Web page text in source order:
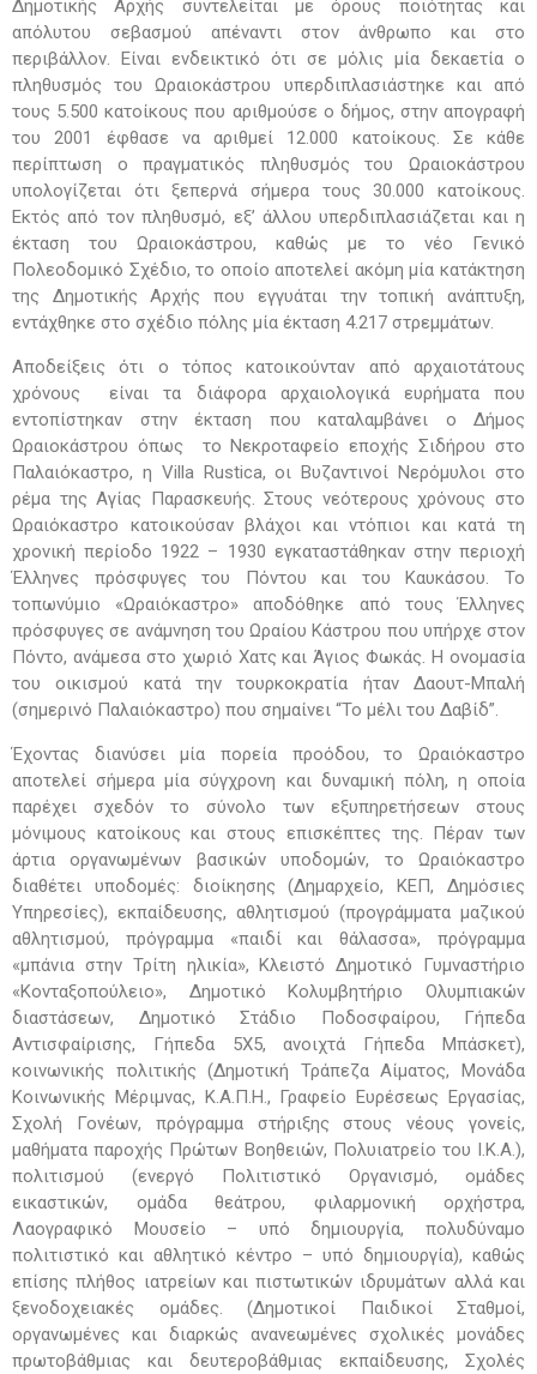
Δημοτικής Αρχής συντελείται με όρους ποιότητας και
απόλυτου σεβασμού απέναντι στον άνθρωπο και στο
περιβάλλον. Είναι ενδεικτικό ότι σε μόλις μία δεκαετία ο
πληθυσμός του Ωραιοκάστρου υπερδιπλασιάστηκε και από
τους 5.500 κατοίκους που αριθμούσε ο δήμος, στην απογραφή
του 2001 έφθασε να αριθμεί 12.000 κατοίκους. Σε κάθε
περίπτωση ο πραγματικός πληθυσμός του Ωραιοκάστρου
υπολογίζεται ότι ξεπερνά σήμερα τους 30.000 κατοίκους.
Εκτός από τον πληθυσμό, εξ’ άλλου υπερδιπλασιάζεται και η
έκταση του Ωραιοκάστρου, καθώς με το νέο Γενικό
Πολεοδομικό Σχέδιο, το οποίο αποτελεί ακόμη μία κατάκτηση
της Δημοτικής Αρχής που εγγυάται την τοπική ανάπτυξη,
εντάχθηκε στο σχέδιο πόλης μία έκταση 4.217 στρεμμάτων.
Αποδείξεις ότι ο τόπος κατοικούνταν από αρχαιοτάτους
χρόνους είναι τα διάφορα αρχαιολογικά ευρήματα που
εντοπίστηκαν στην έκταση που καταλαμβάνει ο Δήμος
Ωραιοκάστρου όπως το Νεκροταφείο εποχής Σιδήρου στο
Παλαιόκαστρο, η Villa Rustica, οι Βυζαντινοί Νερόμυλοι στο
ρέμα της Αγίας Παρασκευής. Στους νεότερους χρόνους στο
Ωραιόκαστρο κατοικούσαν βλάχοι και ντόπιοι και κατά τη
χρονική περίοδο 1922 – 1930 εγκαταστάθηκαν στην περιοχή
Έλληνες πρόσφυγες του Πόντου και του Καυκάσου. Το
τοπωνύμιο «Ωραιόκαστρο» αποδόθηκε από τους Έλληνες
πρόσφυγες σε ανάμνηση του Ωραίου Κάστρου που υπήρχε στον
Πόντο, ανάμεσα στο χωριό Χατς και Άγιος Φωκάς. Η ονομασία
του οικισμού κατά την τουρκοκρατία ήταν Δαουτ-Μπαλή
(σημερινό Παλαιόκαστρο) που σημαίνει “Το μέλι του Δαβίδ”.
Έχοντας διανύσει μία πορεία προόδου, το Ωραιόκαστρο
αποτελεί σήμερα μία σύγχρονη και δυναμική πόλη, η οποία
παρέχει σχεδόν το σύνολο των εξυπηρετήσεων στους
μόνιμους κατοίκους και στους επισκέπτες της. Πέραν των
άρτια οργανωμένων βασικών υποδομών, το Ωραιόκαστρο
διαθέτει υποδομές: διοίκησης (Δημαρχείο, ΚΕΠ, Δημόσιες
Υπηρεσίες), εκπαίδευσης, αθλητισμού (προγράμματα μαζικού
αθλητισμού, πρόγραμμα «παιδί και θάλασσα», πρόγραμμα
«μπάνια στην Τρίτη ηλικία», Κλειστό Δημοτικό Γυμναστήριο
«Κονταξοπούλειο», Δημοτικό Κολυμβητήριο Ολυμπιακών
διαστάσεων, Δημοτικό Στάδιο Ποδοσφαίρου, Γήπεδα
Αντισφαίρισης, Γήπεδα 5Χ5, ανοιχτά Γήπεδα Μπάσκετ),
κοινωνικής πολιτικής (Δημοτική Τράπεζα Αίματος, Μονάδα
Κοινωνικής Μέριμνας, Κ.Α.Π.Η., Γραφείο Ευρέσεως Εργασίας,
Σχολή Γονέων, πρόγραμμα στήριξης στους νέους γονείς,
μαθήματα παροχής Πρώτων Βοηθειών, Πολυιατρείο του Ι.Κ.Α.),
πολιτισμού (ενεργό Πολιτιστικό Οργανισμό, ομάδες
εικαστικών, ομάδα θεάτρου, φιλαρμονική ορχήστρα,
Λαογραφικό Μουσείο – υπό δημιουργία, πολυδύναμο
πολιτιστικό και αθλητικό κέντρο – υπό δημιουργία), καθώς
επίσης πλήθος ιατρείων και πιστωτικών ιδρυμάτων αλλά και
ξενοδοχειακές ομάδες. (Δημοτικοί Παιδικοί Σταθμοί,
οργανωμένες και διαρκώς ανανεωμένες σχολικές μονάδες
πρωτοβάθμιας και δευτεροβάθμιας εκπαίδευσης, Σχολές